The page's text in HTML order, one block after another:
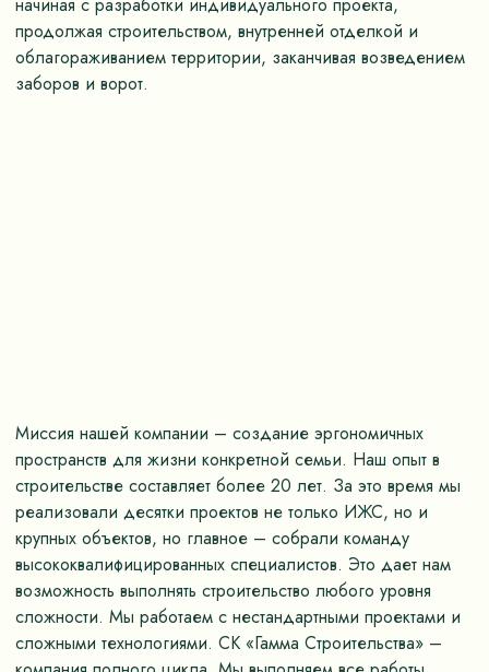
начиная с разработки индивидуального проекта,
продолжая строительством, внутренней отделкой и
облагораживанием территории, заканчивая возведением
заборов и ворот.
Миссия нашей компании – создание эргономичных
пространств для жизни конкретной семьи. Наш опыт в
строительстве составляет более 20 лет. За это время мы
реализовали десятки проектов не только ИЖС, но и
крупных объектов, но главное – собрали команду
высококвалифицированных специалистов. Это дает нам
возможность выполнять строительство любого уровня
сложности. Мы работаем с нестандартными проектами и
сложными технологиями. СК «Гамма Строительства» –